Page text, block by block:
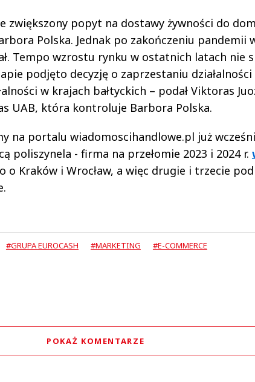
zwiększony popyt na dostawy żywności do
Polska. Jednak po zakończeniu
Tempo wzrostu rynku w ostatnich latach nie
podjęto decyzję o zaprzestaniu
w krajach bałtyckich – podał Viktoras
UAB, która kontroluje Barbora Polska.
na portalu wiadomoscihandlowe.pl już
poliszynela - firma na przełomie 2023 i 2024 r.
o Kraków i Wrocław, a więc drugie i trzecie
#GRUPA EUROCASH #MARKETING
#E-COMMERCE
POKAŻ KOMENTARZE